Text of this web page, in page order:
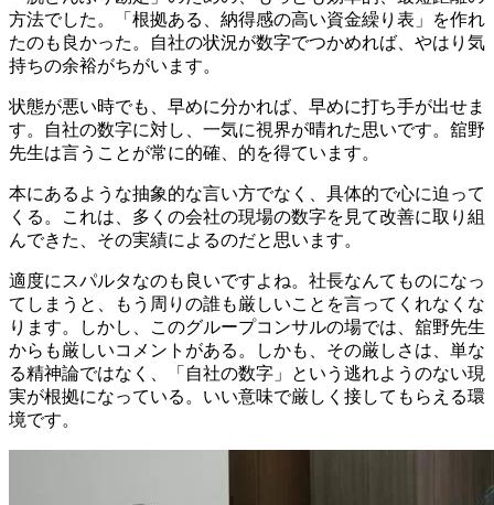
方法でした。「根拠ある、納得感の高い資金繰り表」を作れ
たのも良かった。自社の状況が数字でつかめれば、やはり気
持ちの余裕がちがいます。
状態が悪い時でも、早めに分かれば、早めに打ち手が出せま
す。自社の数字に対し、一気に視界が晴れた思いです。舘野
先生は言うことが常に的確、的を得ています。
本にあるような抽象的な言い方でなく、具体的で心に迫って
くる。これは、多くの会社の現場の数字を見て改善に取り組
んできた、その実績によるのだと思います。
適度にスパルタなのも良いですよね。社長なんてものになっ
てしまうと、もう周りの誰も厳しいことを言ってくれなくな
ります。しかし、このグループコンサルの場では、舘野先生
からも厳しいコメントがある。しかも、その厳しさは、単な
る精神論ではなく、「自社の数字」という逃れようのない現
実が根拠になっている。いい意味で厳しく接してもらえる環
境です。